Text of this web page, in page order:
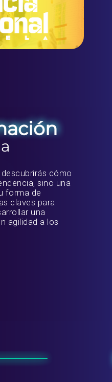
cómo
sino una
forma de
claves para
una
agilidad a los